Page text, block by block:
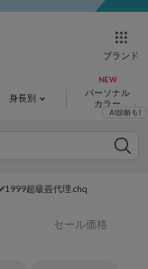
ブランド
身長別
パーソナル
カラー
超級簽代理.chq
セール価格